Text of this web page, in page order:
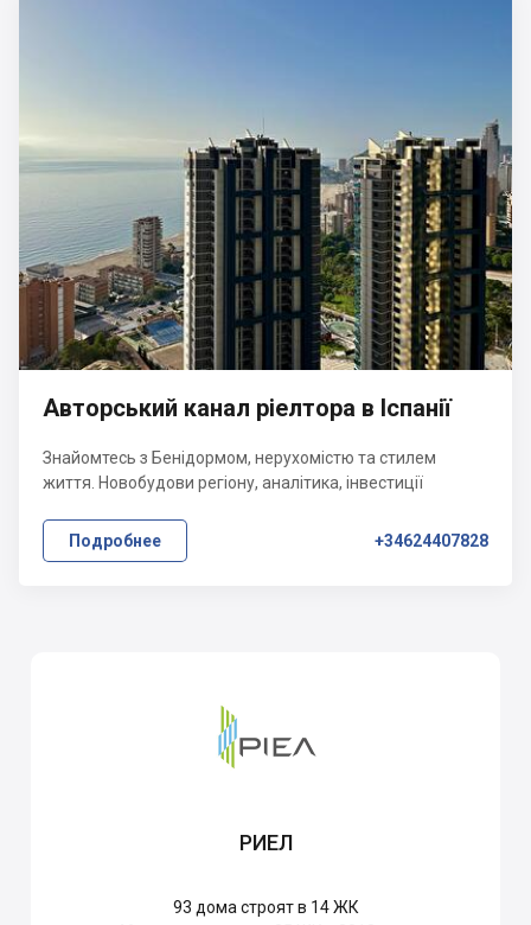
Авторський канал ріелтора в Іспанії
Знайомтесь з Бенідормом, нерухомістю та стилем
життя. Новобудови регіону, аналітика, інвестиції
Подробнее +34624407828
РИЕЛ
93 дома строят в 14 ЖК